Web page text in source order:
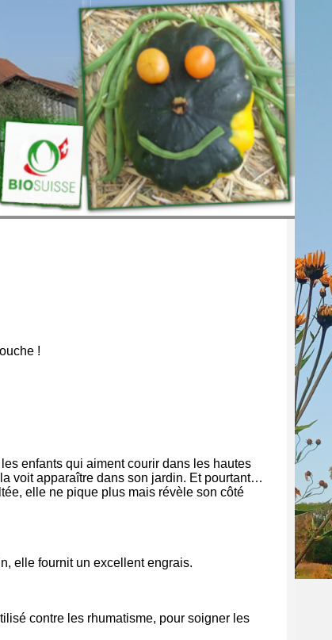
!
enfants qui aiment courir dans les hautes
voit apparaître dans son jardin. Et pourtant…
elle ne pique plus mais révèle son côté
elle fournit un excellent engrais.
contre les rhumatisme, pour soigner les